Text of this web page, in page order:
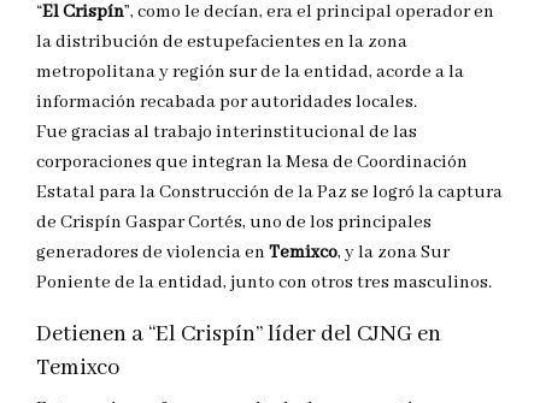
“El Crispín”, como le decían, era el principal operador en
la distribución de estupefacientes en la zona
metropolitana y región sur de la entidad, acorde a la
información recabada por autoridades locales.
Fue gracias al trabajo interinstitucional de las
corporaciones que integran la Mesa de Coordinación
Estatal para la Construcción de la Paz se logró la captura
de Crispín Gaspar Cortés, uno de los principales
generadores de violencia en Temixco, y la zona Sur
Poniente de la entidad, junto con otros tres masculinos.
Detienen a “El Crispín” líder del CJNG en
Temixco